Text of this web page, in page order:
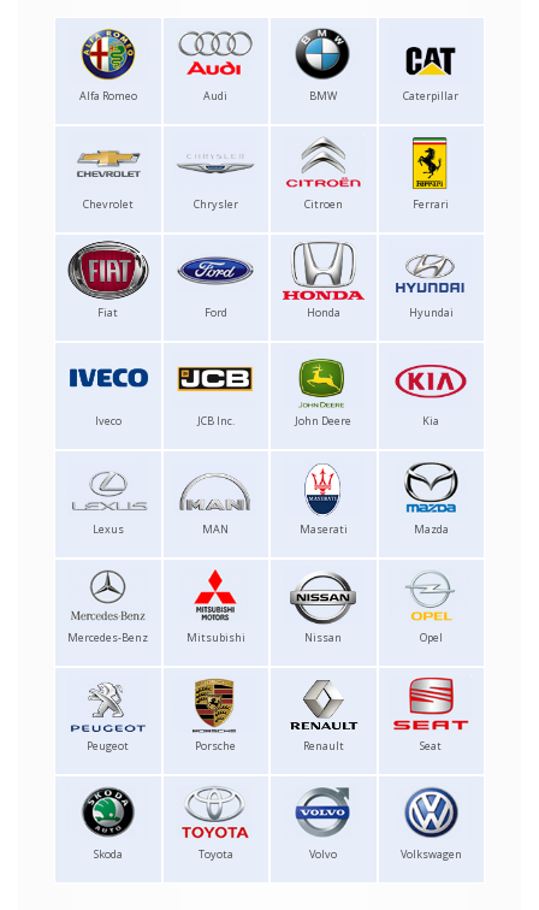
Alfa Romeo Audi BMW Caterpillar
Chevrolet Chrysler Citroen Ferrari
Fiat Ford Honda Hyundai
Iveco JCB Inc. John Deere Kia
Lexus MAN Maserati Mazda
Mercedes-Benz Mitsubishi Nissan Opel
Peugeot Porsche Renault Seat
Skoda Toyota Volvo Volkswagen